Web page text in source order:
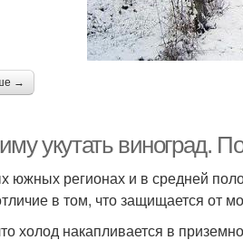
→
укутать виноград.
южных регионах и в средней
в том, что защищается от
холод накапливается в